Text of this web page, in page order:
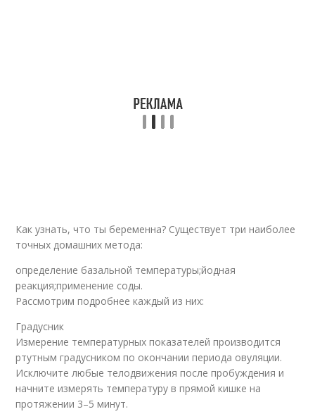
Как узнать, что ты беременна? Существует три наиболее
точных домашних метода:
определение базальной температуры;йодная
реакция;применение соды.
Рассмотрим подробнее каждый из них:
Градусник
Измерение температурных показателей производится
ртутным градусником по окончании периода овуляции.
Исключите любые телодвижения после пробуждения и
начните измерять температуру в прямой кишке на
протяжении 3–5 минут.